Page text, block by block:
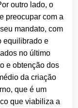
outro lado, o
preocupar com a
mandato, com
equilibrado e
no último
e obtenção dos
da criação
que é um
que viabiliza a